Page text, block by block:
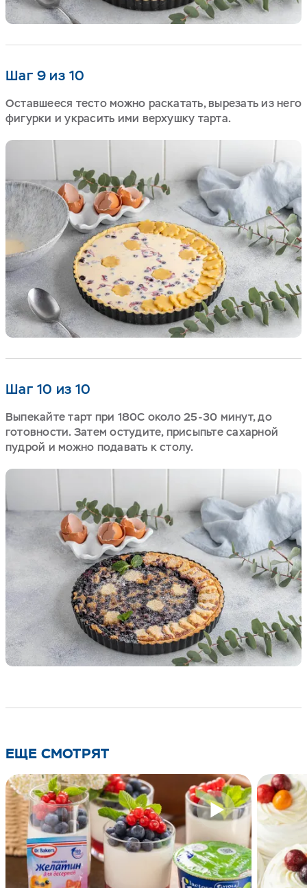
Шаг 9 из 10
Оставшееся тесто можно раскатать, вырезать из него
фигурки и украсить ими верхушку тарта.
Шаг 10 из 10
Выпекайте тарт при 180С около 25-30 минут, до
готовности. Затем остудите, присыпьте сахарной
пудрой и можно подавать к столу.
ЕЩЕ СМОТРЯТ